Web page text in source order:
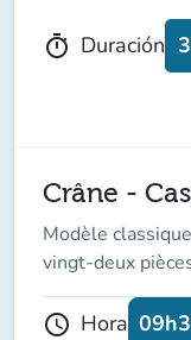
timer Duración
Crâne -
Modèle
vingt-deux
schedule Hora